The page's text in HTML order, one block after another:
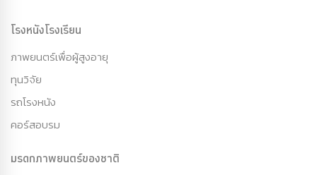
โรงหนังโรงเรียน
ภาพยนตร์เพื่อผู้สูงอายุ
ทุนวิจัย
รถโรงหนัง
คอร์สอบรม
มรดกภาพยนตร์ของชาติ